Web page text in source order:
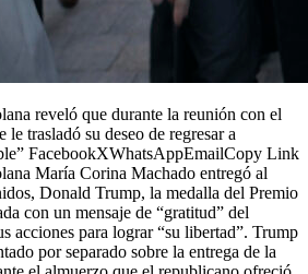
reveló que durante la reunión con el
le trasladó su deseo de regresar a
FacebookXWhatsAppEmailCopy Link
María Corina Machado entregó al
Donald Trump, la medalla del Premio
con un mensaje de “gratitud” del
acciones para lograr “su libertad”. Trump
por separado sobre la entrega de la